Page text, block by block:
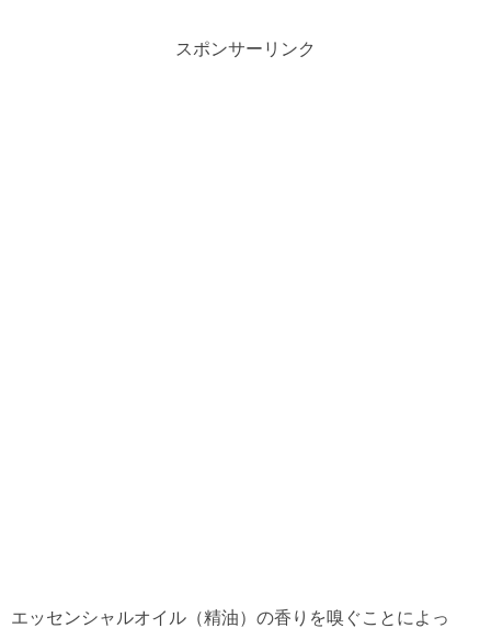
スポンサーリンク
エッセンシャルオイル（精油）の香りを嗅ぐことによっ